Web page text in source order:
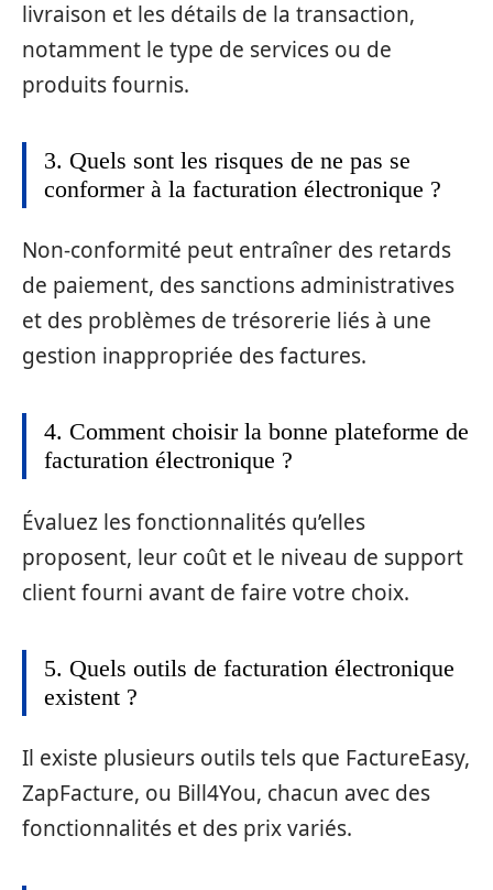
livraison et les détails de la transaction,
notamment le type de services ou de
produits fournis.
3. Quels sont les risques de ne pas se
conformer à la facturation électronique ?
Non-conformité peut entraîner des retards
de paiement, des sanctions administratives
et des problèmes de trésorerie liés à une
gestion inappropriée des factures.
4. Comment choisir la bonne plateforme de
facturation électronique ?
Évaluez les fonctionnalités qu’elles
proposent, leur coût et le niveau de support
client fourni avant de faire votre choix.
5. Quels outils de facturation électronique
existent ?
Il existe plusieurs outils tels que FactureEasy,
ZapFacture, ou Bill4You, chacun avec des
fonctionnalités et des prix variés.